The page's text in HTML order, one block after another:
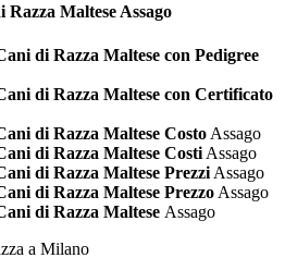
Razza Maltese Assago
di Razza Maltese con Pedigree
di Razza Maltese con Certificato
di Razza Maltese Costo Assago
di Razza Maltese Costi Assago
di Razza Maltese Prezzi Assago
di Razza Maltese Prezzo Assago
di Razza Maltese Assago